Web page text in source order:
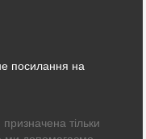
посилання на
тільки